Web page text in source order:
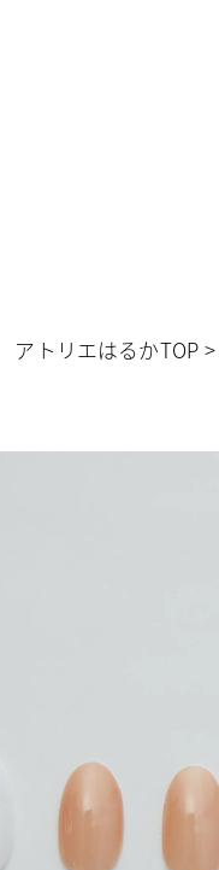
アトリエはるかTOP